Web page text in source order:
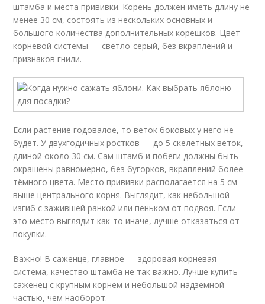
штамба и места прививки. Корень должен иметь длину не
менее 30 см, состоять из нескольких основных и
большого количества дополнительных корешков. Цвет
корневой системы — светло-серый, без вкраплений и
признаков гнили.
Если растение годовалое, то веток боковых у него не
будет. У двухгодичных ростков — до 5 скелетных веток,
длиной около 30 см. Сам штамб и побеги должны быть
окрашены равномерно, без бугорков, вкраплений более
тёмного цвета. Место прививки располагается на 5 см
выше центрального корня. Выглядит, как небольшой
изгиб с зажившей ранкой или пеньком от подвоя. Если
это место выглядит как-то иначе, лучше отказаться от
покупки.
Важно! В саженце, главное — здоровая корневая
система, качество штамба не так важно. Лучше купить
саженец с крупным корнем и небольшой надземной
частью, чем наоборот.